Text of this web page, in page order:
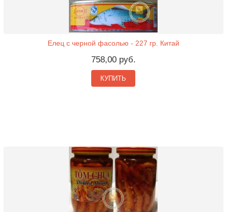
Елец с черной фасолью - 227 гр. Китай
758,00 руб.
КУПИТЬ